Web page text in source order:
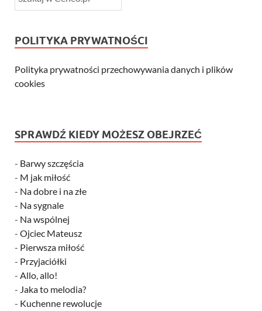
POLITYKA PRYWATNOŚCI
Polityka prywatności przechowywania danych i plików
cookies
SPRAWDŹ KIEDY MOŻESZ OBEJRZEĆ
- Barwy szczęścia
- M jak miłość
- Na dobre i na złe
- Na sygnale
- Na wspólnej
- Ojciec Mateusz
- Pierwsza miłość
- Przyjaciółki
- Allo, allo!
- Jaka to melodia?
- Kuchenne rewolucje